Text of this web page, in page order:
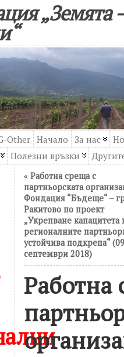
„Земята
Other Начало За нас
Полезни връзки
« Работна среща с
партньорската
Фондация “Бъдеще“ –
Ракитово по проект
„Укрепване капацитета
регионалните
устойчива подкрепа“ (09
септември 2018)
Работна